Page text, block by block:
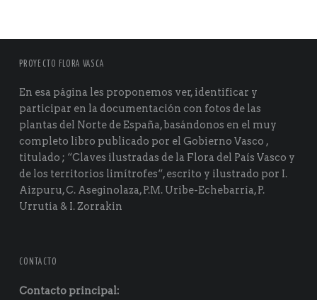
PROYECTO FLORA VASCA
En esa página les proponemos ver, identificar y
participar en la documentación con fotos de las
plantas del Norte de España, basándonos en el muy
completo libro publicado por el Gobierno Vasco ,
titulado ; “Claves ilustradas de la Flora del País Vasco y
de los territorios limítrofes“, escrito y ilustrado por I.
Aizpuru, C. Aseginolaza, P.M. Uribe-Echebarría, P.
Urrutia & I. Zorrakin
CONTACTO
Contacto principal: